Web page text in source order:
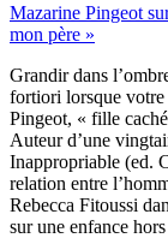
Mazarine Pingeot
mon père »
Grandir dans
fortiori lorsque votre
Pingeot, « fille
Auteur d’une
Inappropriable (ed.
relation entre
Rebecca Fitoussi
sur une enfance